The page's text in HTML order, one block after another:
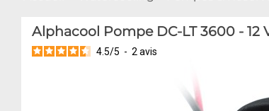
Alphacool Pompe DC-LT 3600 - 12
4.5/5 - 2 avis